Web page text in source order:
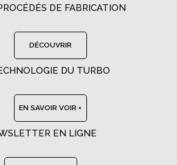
DE FABRICATION
DÉCOUVRIR
DU TURBO
EN SAVOIR VOIR +
EN LIGNE